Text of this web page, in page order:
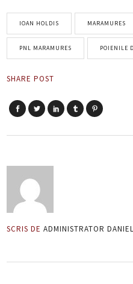
IOAN HOLDIS MARAMURES
PNL MARAMURES POIENILE
SHARE POST
SCRIS DE ADMINISTRATOR